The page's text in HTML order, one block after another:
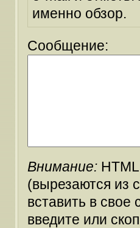
именно обзор.
Сообщение:
Внимание:
(вырезаются из
вставить в
введите или